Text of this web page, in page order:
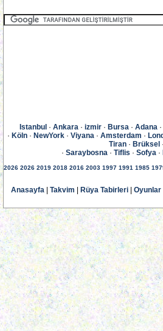
Istanbul · Ankara · izmir · Bursa · Adana ·
· Köln · NewYork · Viyana · Amsterdam ·
Tiran· Brüksel ·
· Saraybosna· Tiflis · Sofya·
2026 2026 2019 2018 2016 2003 1997 1991 1985
Anasayfa Takvim Rüya Tabirleri Oyunlar